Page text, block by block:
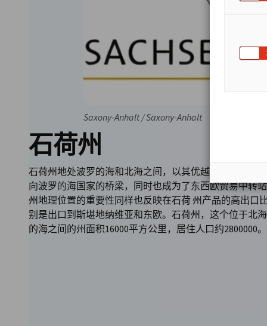
Saxony-Anhalt / Saxony-Anhalt
石荷州
石荷州地处波罗的海和北海之间，以其优越的交通设施
向波罗的海国家的桥梁，同时也成为了东西欧贸易中转
州地理位置的重要性同样也反映在石荷 州产品的高出口
别是出口到斯堪地纳维亚和东欧。石荷州，这个位于北
的海之间的州面积16000平方公里，居住人口约2800000。